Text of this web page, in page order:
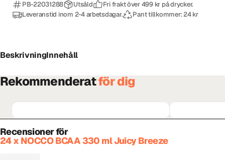
PB-22031288 Utsåld
Fri frakt över 499 kr på drycker.
Leveranstid inom 2-4 arbetsdagar.
Pant tillkommer: 24 kr
BeskrivningInnehåll
Rekommenderatför dig
Recensioner för
24 x NOCCO BCAA 330 ml Juicy Breeze